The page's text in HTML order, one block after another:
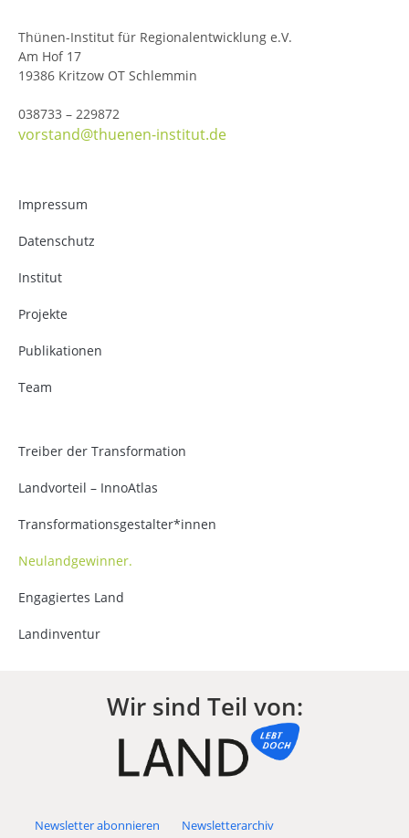
Thünen-Institut für Regionalentwicklung e.V.
Am Hof 17
19386 Kritzow OT Schlemmin
038733 – 229872
vorstand@thuenen-institut.de
Impressum
Datenschutz
Institut
Projekte
Publikationen
Team
Treiber der Transformation
Landvorteil – InnoAtlas
Transformationsgestalter*innen
Neulandgewinner.
Engagiertes Land
Landinventur
Wir sind Teil von:
Newsletter abonnieren Newsletterarchiv